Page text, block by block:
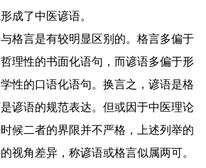
成了中医谚语。
格言是有较明显区别的。格言多偏于
理性的书面化语句，而谚语多偏于形
性的口语化语句。换言之，谚语是格
谚语的规范表达。但或因于中医理论
候二者的界限并不严格，上述列举的
视角差异，称谚语或格言似属两可。